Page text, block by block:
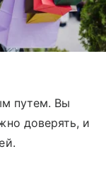
путем. Вы
доверять, и